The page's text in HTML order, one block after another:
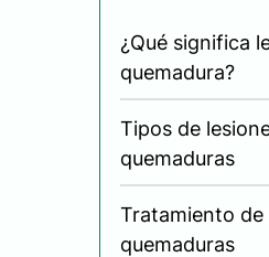
¿Qué significa
quemadura?
Tipos de
quemaduras
Tratamiento de
quemaduras